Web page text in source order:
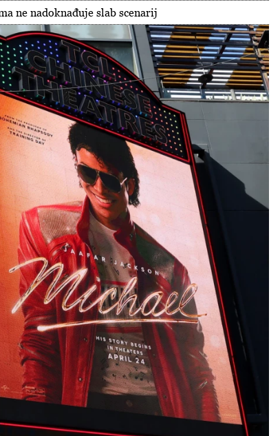
ne nadoknađuje slab scenarij